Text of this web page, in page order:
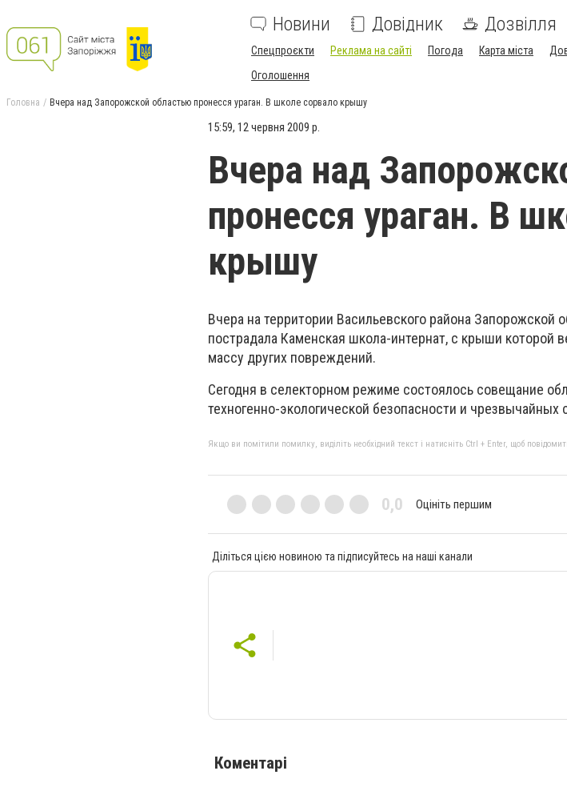
Новини Довідник Дозвілля
Спецпроєкти Реклама на сайті Погода Карта міста
Оголошення
Головна Вчера над Запорожской областью пронесся ураган. В школе сорвало крышу
15:59, 12 червня 2009 р.
Вчера над
пронесся ураган. В
крышу
Вчера на территории Васильевского района Запорожской
пострадала Каменская школа-интернат, с крыши которой
массу других повреждений.
Сегодня в селекторном режиме состоялось совещание
техногенно-экологической безопасности и чрезвычайных
Якщо ви помітили помилку, виділіть необхідний текст і натисніть Ctrl + Enter, щоб
0,0 Оцініть першим
Діліться цією новиною та підписуйтесь на наші канали
Коментарі